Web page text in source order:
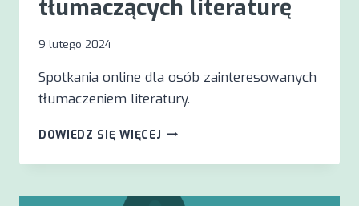
tłumaczących literaturę
9 lutego 2024
Spotkania online dla osób zainteresowanych
tłumaczeniem literatury.
DOWIEDZ SIĘ WIĘCEJ ??
DLA
TŁUMACZĄCYCH